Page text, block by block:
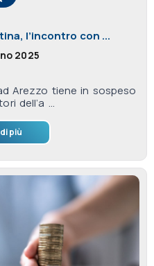
l’incontro con ...
2025
Arezzo tiene in sospeso
dell’a ...
più